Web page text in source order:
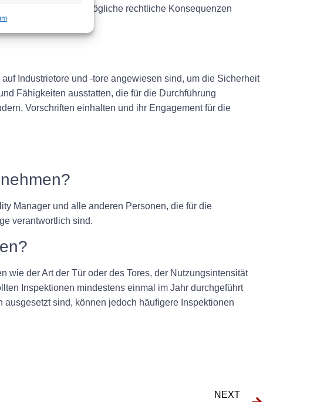
stellen und mögliche rechtliche Konsequenzen
Industrietore und -tore angewiesen sind, um die Sicherheit
Fähigkeiten ausstatten, die für die Durchführung
Vorschriften einhalten und ihr Engagement für die
Manager und alle anderen Personen, die für die
verantwortlich sind.
der Art der Tür oder des Tores, der Nutzungsintensität
Inspektionen mindestens einmal im Jahr durchgeführt
sind, können jedoch häufigere Inspektionen
NEXT